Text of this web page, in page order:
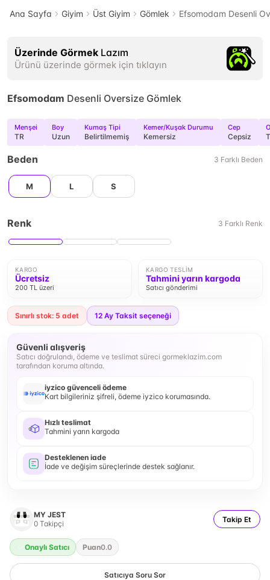
Ana Sayfa Giyim Üst Giyim Gömlek Efsomodam Desenli
Üzerinde Görmek Lazım
Ürünü üzerinde görmek için tıklayın
Efsomodam Desenli Oversize Gömlek
Menşei
TR
Boy
Uzun
Kumaş Tipi
Belirtilmemiş
Kemer/Kuşak Durumu
Kemersiz
Cep
Cepsiz
Beden 3 Farklı Beden
M L S
Renk 3 Farklı Renk
KARGO
Ücretsiz
200 TL üzeri
KARGO TESLIM
Tahmini yarın kargoda
Satıcı gönderimi
Sınırlı stok: 5 adet 12 Ay Taksit seçeneği
Güvenli alışveriş
Satıcı doğrulandı, ödeme ve teslimat süreci gormeklazim.com
tarafından koruma altında.
iyzico güvenceli ödeme
Kart bilgileriniz şifreli, ödeme iyzico korumasında.
Hızlı teslimat
Tahmini yarın kargoda
Desteklenen iade
İade ve değişim süreçlerinde destek sağlanır.
MY JEST
0 Takipçi Takip Et
Onaylı Satıcı Puan0.0
Satıcıya Soru Sor